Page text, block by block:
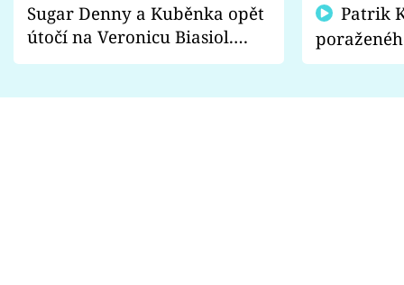
Sugar Denny a Kuběnka opět
útočí na Veronicu Biasiol.
Proč je podle nich falešná a
fanoušci